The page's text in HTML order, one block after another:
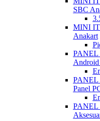
SBC
MINI
Anakart
PANEL
Android
PANEL
Panel
PANEL